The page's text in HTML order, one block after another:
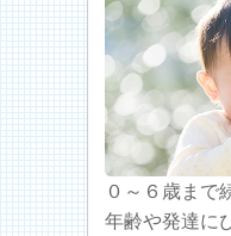
０～６歳まで
年齢や発達に